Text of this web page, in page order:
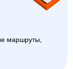
маршруты,